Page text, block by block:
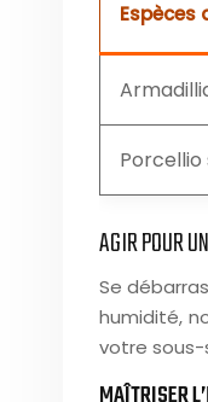
Espèces
AGIR POUR
Se
humidité,
votre sous-